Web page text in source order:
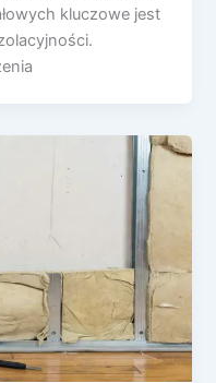
kluczowe jest